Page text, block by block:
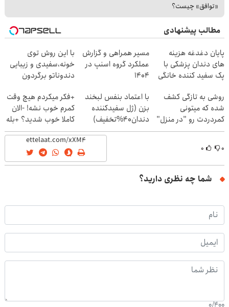
«توافق» چیست؟
مطالب پیشنهادی
پایان دغدغه هزینه
های دندان پزشکی با
پک سفید کننده خانگی
مسیر همراهی و گزارش
عملکرد گروه اسنپ در
۱۴۰۴
با این روش توی
خونه،سفیدی و زیبایی
دندوناتو برگردون
روشی به تازگی کشف
شده که میتونی
کمردردت رو "در منزل"
درمان کنی!
با اعتماد بنفس لبخند
بزن (ژل سفیدکننده
دندان40%تخفیف)
+فکر میکردم هیچ وقت
کمرم خوب نشه! -الان
کاملا خوب شدید؟ +بله
۰ ۰
شما چه نظری دارید؟